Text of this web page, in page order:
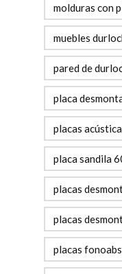
molduras con
muebles
pared de
placa
placas
placa sandila
placas
placas
placas